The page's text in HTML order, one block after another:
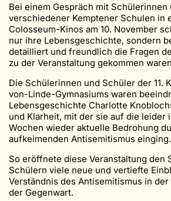
Bei einem Gespräch mit Schülerinnen
verschiedener Kemptener Schulen in
Colosseum-Kinos am 10. November
nur ihre Lebensgeschichte, sondern
detailliert und freundlich die Fragen
zu der Veranstaltung gekommen
Die Schülerinnen und Schüler der 11.
von-Linde-Gymnasiums waren
Lebensgeschichte Charlotte
und Klarheit, mit der sie auf die leider
Wochen wieder aktuelle Bedrohung
aufkeimenden Antisemitismus einging.
So eröffnete diese Veranstaltung den
Schülern viele neue und vertiefte
Verständnis des Antisemitismus in
der Gegenwart.